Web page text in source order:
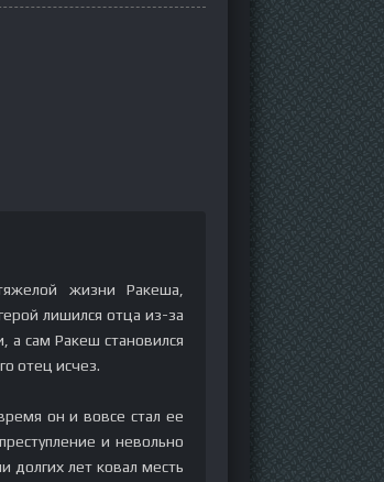
жизни Ракеша,
лишился отца из-за
а сам Ракеш становился
отец исчез.
он и вовсе стал ее
и невольно
долгих лет ковал месть